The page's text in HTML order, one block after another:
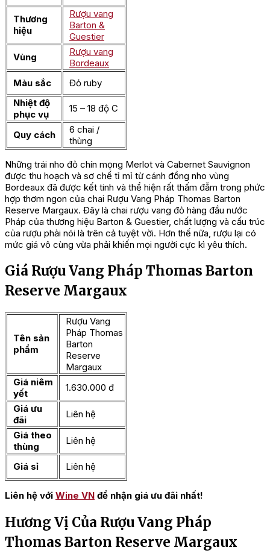
Thương
hiệu
Rượu vang
Barton &
Guestier
Vùng
Rượu vang
Bordeaux
Màu sắc
Đỏ ruby
Nhiệt độ
phục vụ
15 – 18 độ C
Quy cách
6 chai /
thùng
Những trái nho đỏ chín mọng Merlot và Cabernet Sauvignon
được thu hoạch và sơ chế tỉ mỉ từ cánh đồng nho vùng
Bordeaux đã được kết tinh và thể hiện rất thấm đẫm trong phức
hợp thơm ngon của chai Rượu Vang Pháp Thomas Barton
Reserve Margaux. Đây là chai rượu vang đỏ hàng đầu nước
Pháp của thương hiệu Barton & Guestier, chất lượng và cấu trúc
của rượu phải nói là trên cả tuyệt vời. Hơn thế nữa, rượu lại có
mức giá vô cùng vừa phải khiến mọi người cực kì yêu thích.
Giá Rượu Vang Pháp Thomas Barton
Reserve Margaux
Tên sản
phẩm
Rượu Vang
Pháp Thomas
Barton
Reserve
Margaux
Giá niêm
yết
1.630.000 đ
Giá ưu
đãi
Liên hệ
Giá theo
thùng
Liên hệ
Giá sỉ Liên hệ
Liên hệ với Wine VN để nhận giá ưu đãi nhất!
Hương Vị Của Rượu Vang Pháp
Thomas Barton Reserve Margaux